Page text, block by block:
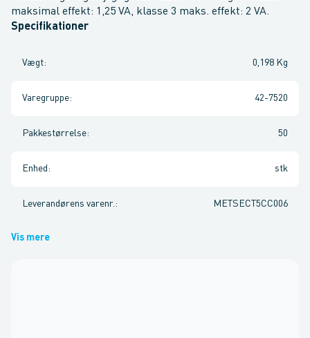
maksimal effekt: 1,25 VA, klasse 3 maks. effekt: 2 VA.
Specifikationer
Vægt: 0,198 Kg
Varegruppe: 42-7520
Pakkestørrelse: 50
Enhed : stk
Leverandørens varenr. : METSECT5CC006
Vis mere